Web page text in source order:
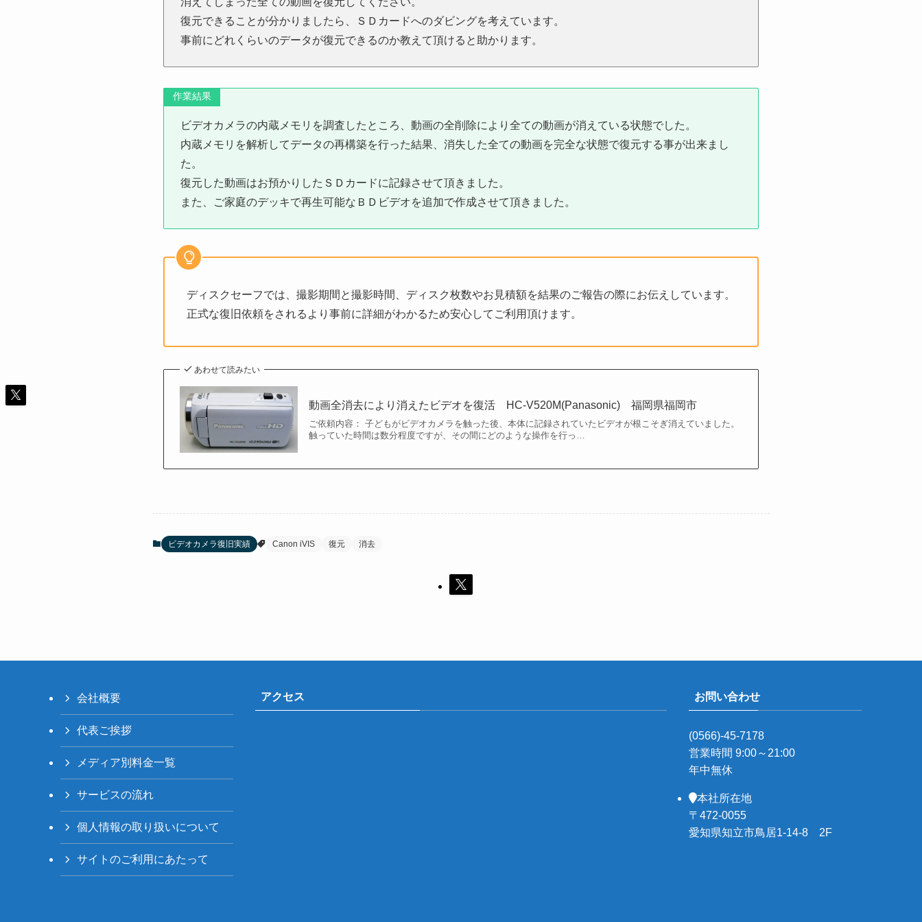
復元できることが分かりましたら、ＳＤカードへのダビングを考えています。
事前にどれくらいのデータが復元できるのか教えて頂けると助かります。
作業結果
ビデオカメラの内蔵メモリを調査したところ、動画の全削除により全ての動画が消えている状態でした。
内蔵メモリを解析してデータの再構築を行った結果、消失した全ての動画を完全な状態で復元する事が出来まし
た。
復元した動画はお預かりしたＳＤカードに記録させて頂きました。
また、ご家庭のデッキで再生可能なＢＤビデオを追加で作成させて頂きました。
ディスクセーフでは、撮影期間と撮影時間、ディスク枚数やお見積額を結果のご報告の際にお伝えしています。
正式な復旧依頼をされるより事前に詳細がわかるため安心してご利用頂けます。
あわせて読みたい
動画全消去により消えたビデオを復活 HC-V520M(Panasonic) 福岡県福岡市
ご依頼内容： 子どもがビデオカメラを触った後、本体に記録されていたビデオが根こそぎ消えていました。
触っていた時間は数分程度ですが、その間にどのような操作を行っ…
ビデオカメラ復旧実績 Canon iVIS 復元 消去
会社概要
代表ご挨拶
メディア別料金一覧
サービスの流れ
個人情報の取り扱いについて
サイトのご利用にあたって
アクセス お問い合わせ
(0566)-45-7178
営業時間 9:00～21:00
年中無休
本社所在地
〒472-0055
愛知県知立市鳥居1-14-8 2F